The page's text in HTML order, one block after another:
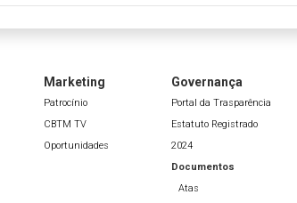
Marketing
Patrocínio
CBTM TV
Oportunidades
Governança
Portal da Trasparência
Estatuto Registrado
2024
Documentos
Atas